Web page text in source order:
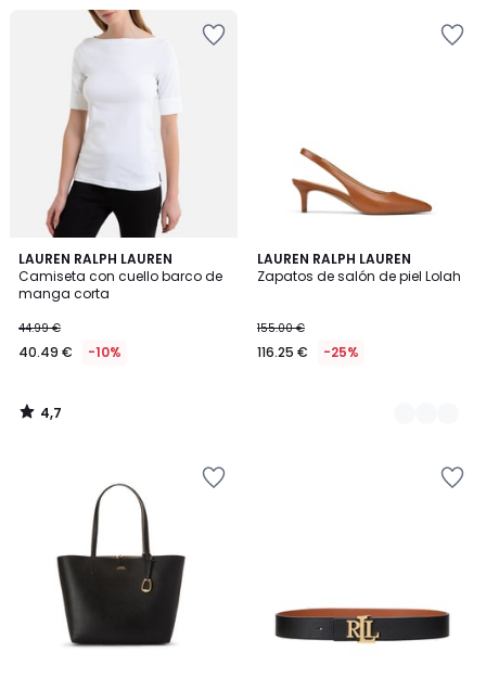
LAUREN RALPH LAUREN
Camiseta con cuello barco de
manga corta
44.99 €
40.49 € -10%
4,7
/ 5
4,7
/
LAUREN RALPH LAUREN
Zapatos de salón de piel Lolah
155.00 €
116.25 € -25%
2
Colores